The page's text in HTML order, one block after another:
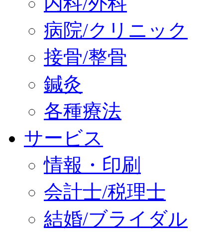
病院/クリニック
接骨/整骨
鍼灸
各種療法
サービス
情報・印刷
会計士/税理士
結婚/ブライダル